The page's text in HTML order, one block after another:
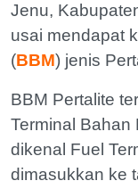
Jenu,
usai mendapat
(BBM) jenis
BBM Pertalite
Terminal Bahan
dikenal Fuel
dimasukkan ke